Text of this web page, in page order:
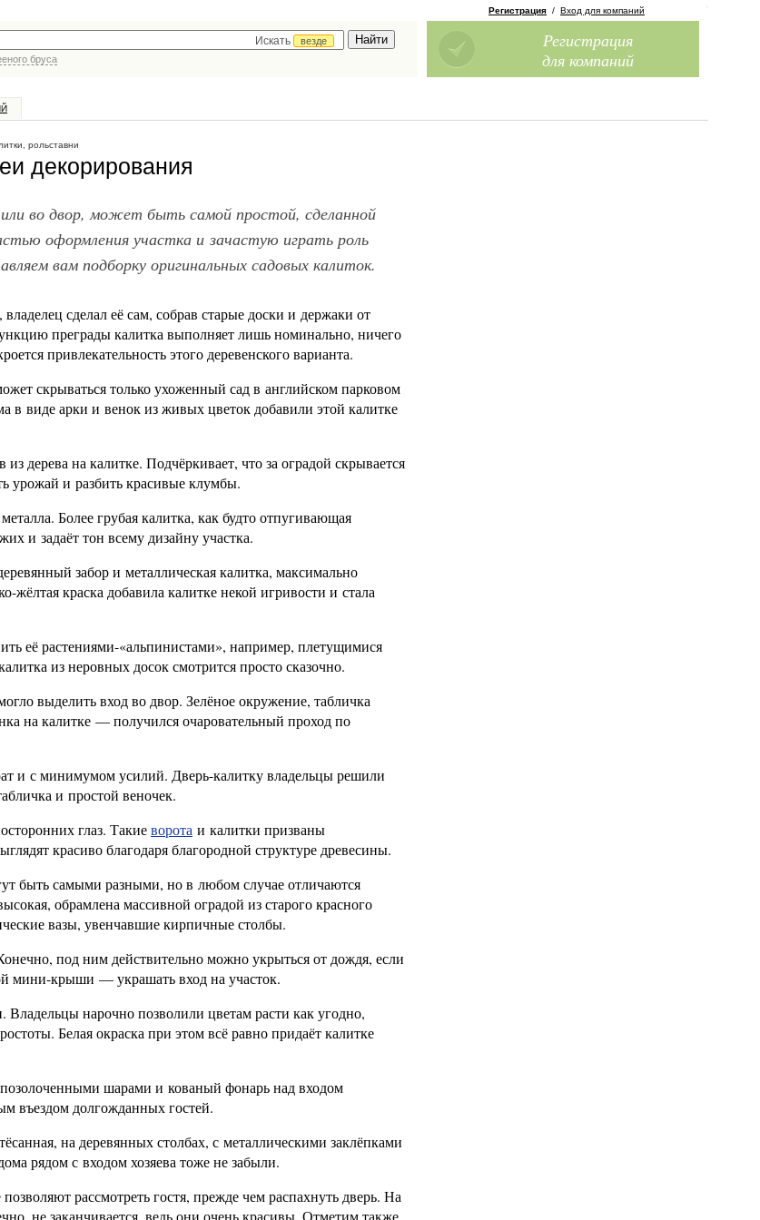
Искать
везде
бруса
Регистрация / Вход для компаний
Регистрация
для компаний
рольставни
декорирования
во двор, может быть самой простой, сделанной
оформления участка и зачастую играть роль
вам подборку оригинальных садовых калиток.
сделал её сам, собрав старые доски и держаки от
преграды калитка выполняет лишь номинально, ничего
привлекательность этого деревенского варианта.
скрываться только ухоженный сад в английском парковом
виде арки и венок из живых цветок добавили этой калитке
дерева на калитке. Подчёркивает, что за оградой скрывается
урожай и разбить красивые клумбы.
Более грубая калитка, как будто отпугивающая
и задаёт тон всему дизайну участка.
забор и металлическая калитка, максимально
краска добавила калитке некой игривости и стала
её растениями-«альпинистами», например, плетущимися
из неровных досок смотрится просто сказочно.
выделить вход во двор. Зелёное окружение, табличка
на калитке — получился очаровательный проход по
и с минимумом усилий. Дверь-калитку владельцы решили
и простой веночек.
глаз. Такиеворота и калитки призваны
красиво благодаря благородной структуре древесины.
быть самыми разными, но в любом случае отличаются
обрамлена массивной оградой из старого красного
вазы, увенчавшие кирпичные столбы.
под ним действительно можно укрыться от дождя, если
мини-крыши — украшать вход на участок.
нарочно позволили цветам расти как угодно,
Белая окраска при этом всё равно придаёт калитке
шарами и кованый фонарь над входом
въездом долгожданных гостей.
на деревянных столбах, с металлическими заклёпками
рядом с входом хозяева тоже не забыли.
рассмотреть гостя, прежде чем распахнуть дверь. На
не заканчивается, ведь они очень красивы. Отметим также